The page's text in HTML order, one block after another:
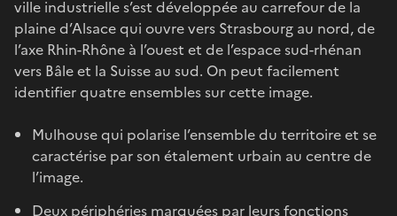
ville industrielle s’est développée au carrefour de la
plaine d’Alsace qui ouvre vers Strasbourg au nord, de
l’axe Rhin-Rhône à l’ouest et de l’espace sud-rhénan
vers Bâle et la Suisse au sud. On peut facilement
identifier quatre ensembles sur cette image.
Mulhouse qui polarise l’ensemble du territoire et se
caractérise par son étalement urbain au centre de
l’image.
Deux périphéries marquées par leurs fonctions